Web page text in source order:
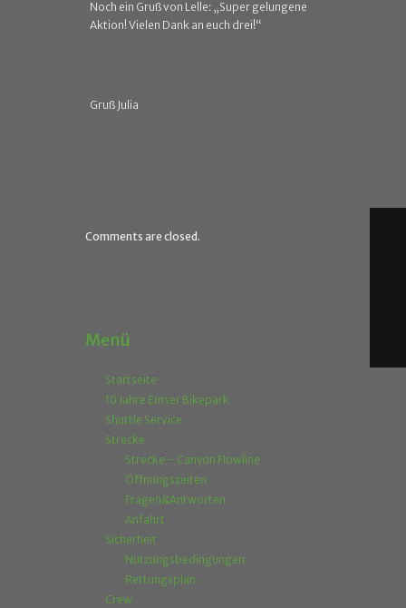
Noch ein Gruß von Lelle: „Super gelungene
Aktion! Vielen Dank an euch drei!“
Gruß Julia
Comments are closed.
Menü
Startseite
10 Jahre Emser Bikepark
Shuttle Service
Strecke
Strecke – Canyon Flowline
Öffnungszeiten
Fragen&Antworten
Anfahrt
Sicherheit
Nutzungsbedingungen
Rettungsplan
Crew